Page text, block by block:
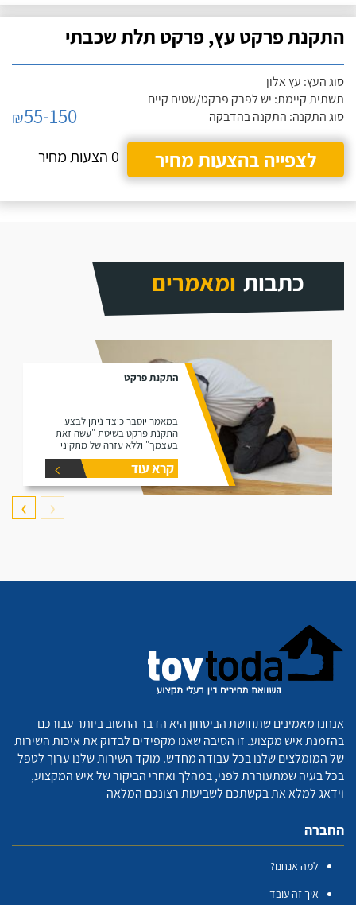
התקנת פרקט עץ, פרקט תלת שכבתי
סוג העץ: עץ אלון
תשתית קיימת: יש לפרק פרקט/שטיח קיים
סוג התקנה: התקנה בהדבקה
₪55-150
לצפייה בהצעות מחיר
0 הצעות מחיר
כתבות ומאמרים
התקנת פרקט
במאמר יוסבר כיצד ניתן לבצע
התקנת פרקט בשיטת "עשה זאת
בעצמך" וללא עזרה של מתקיני
פרקטים.
קרא עוד
❮
❯
אנחנו מאמינים שתחושת הביטחון היא הדבר החשוב ביותר עבורכם
בהזמנת איש מקצוע. זו הסיבה שאנו מקפידים לבדוק את איכות השירות
של המומלצים שלנו בכל עבודה מחדש. מוקד השירות שלנו ערוך לטפל
בכל בעיה שמתעוררת לפני, במהלך ואחרי הביקור של איש המקצוע,
וידאג למלא את בקשתכם לשביעות רצונכם המלאה
החברה
למה אנחנו?
איך זה עובד